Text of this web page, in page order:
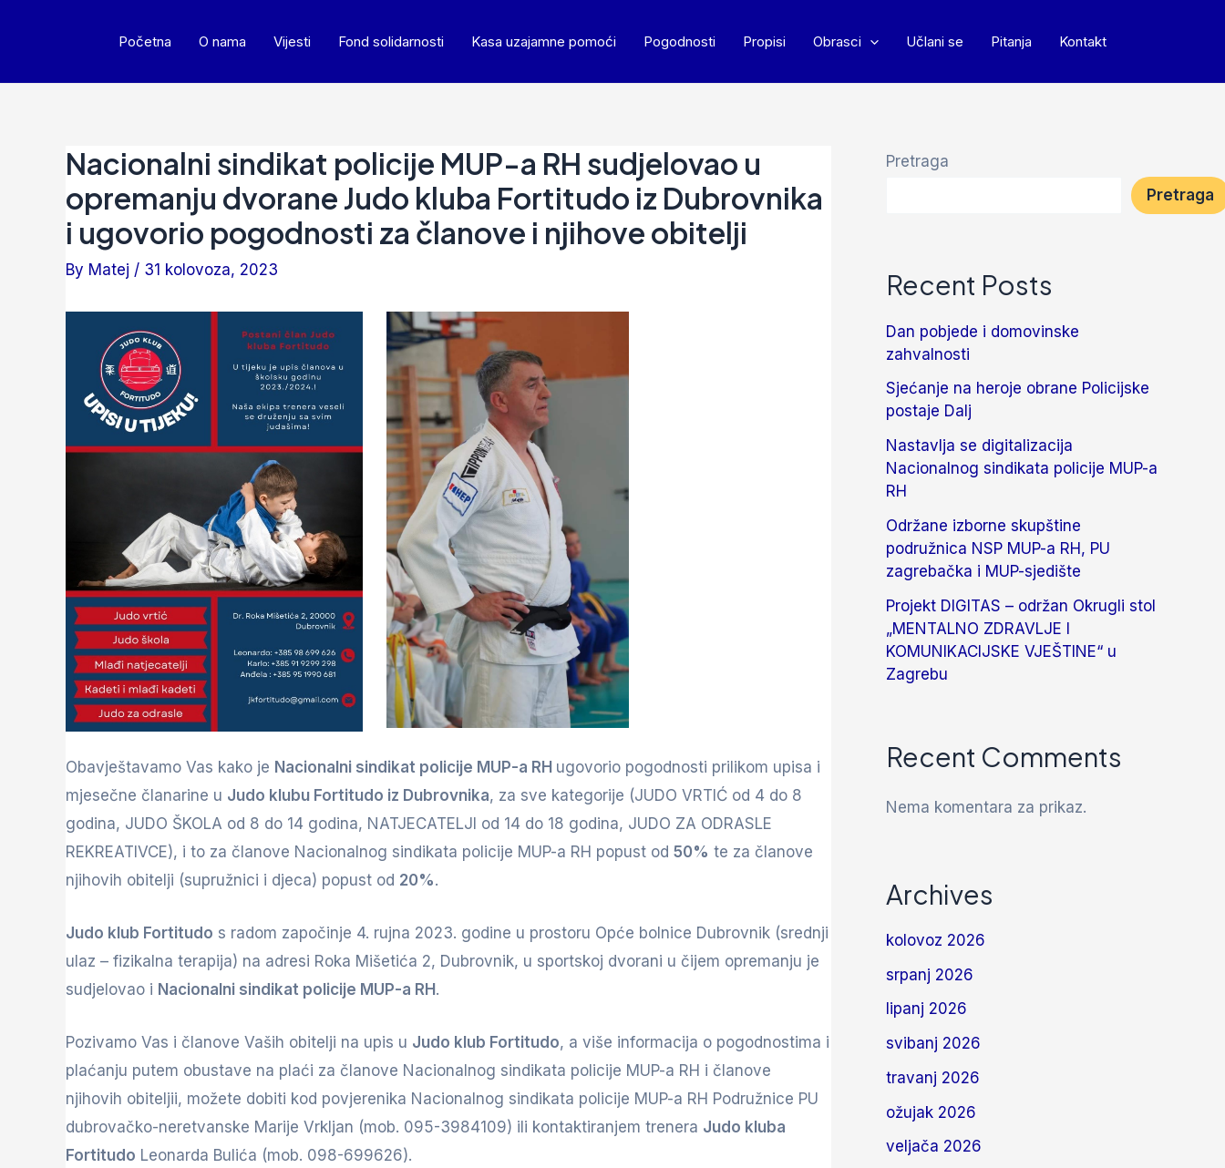
Početna O nama Vijesti Fond solidarnosti Kasa uzajamne pomoći Pogodnosti Propisi Obrasci Učlani se Pitanja Kontakt
Nacionalni sindikat policije MUP-a RH sudjelovao u
opremanju dvorane Judo kluba Fortitudo iz Dubrovnika
i ugovorio pogodnosti za članove i njihove obitelji
By Matej / 31 kolovoza, 2023
Obavještavamo Vas kako je Nacionalni sindikat policije MUP-a RH ugovorio pogodnosti prilikom upisa i
mjesečne članarine u Judo klubu Fortitudo iz Dubrovnika, za sve kategorije (JUDO VRTIĆ od 4 do 8
godina, JUDO ŠKOLA od 8 do 14 godina, NATJECATELJI od 14 do 18 godina, JUDO ZA ODRASLE
REKREATIVCE), i to za članove Nacionalnog sindikata policije MUP-a RH popust od 50% te za članove
njihovih obitelji (supružnici i djeca) popust od 20%.
Judo klub Fortitudo s radom započinje 4. rujna 2023. godine u prostoru Opće bolnice Dubrovnik (srednji
ulaz – fizikalna terapija) na adresi Roka Mišetića 2, Dubrovnik, u sportskoj dvorani u čijem opremanju je
sudjelovao i Nacionalni sindikat policije MUP-a RH.
Pozivamo Vas i članove Vaših obitelji na upis u Judo klub Fortitudo, a više informacija o pogodnostima i
plaćanju putem obustave na plaći za članove Nacionalnog sindikata policije MUP-a RH i članove
njihovih obiteljii, možete dobiti kod povjerenika Nacionalnog sindikata policije MUP-a RH Podružnice PU
dubrovačko-neretvanske Marije Vrkljan (mob. 095-3984109) ili kontaktiranjem trenera Judo kluba
Fortitudo Leonarda Bulića (mob. 098-699626).
Pretraga
Pretraga
Recent Posts
Dan pobjede i domovinske
zahvalnosti
Sjećanje na heroje obrane Policijske
postaje Dalj
Nastavlja se digitalizacija
Nacionalnog sindikata policije MUP-a
RH
Održane izborne skupštine
podružnica NSP MUP-a RH, PU
zagrebačka i MUP-sjedište
Projekt DIGITAS – održan Okrugli stol
„MENTALNO ZDRAVLJE I
KOMUNIKACIJSKE VJEŠTINE“ u
Zagrebu
Recent Comments
Nema komentara za prikaz.
Archives
kolovoz 2026
srpanj 2026
lipanj 2026
svibanj 2026
travanj 2026
ožujak 2026
veljača 2026